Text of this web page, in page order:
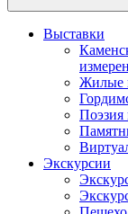
Выставки
Жилые
Поэзия
Экскурсии